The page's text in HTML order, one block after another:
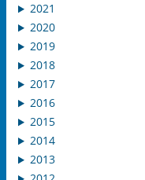
2021
2020
2019
2018
2017
2016
2015
2014
2013